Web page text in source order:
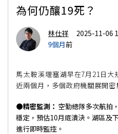
為何仍釀19死？
林仕祥 2025-11-06
9個月前
馬太鞍溪堰塞湖早在7月21日
近兩個月，多個政府機關展開密
●精密監測： 空勤總隊多次航拍
穩定，預估10月底潰決。湖區及
進行即時監控。